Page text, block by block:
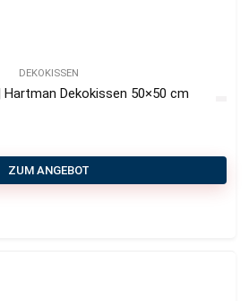
DEKOKISSEN
Dekokissen 50×50 cm
ZUM ANGEBOT